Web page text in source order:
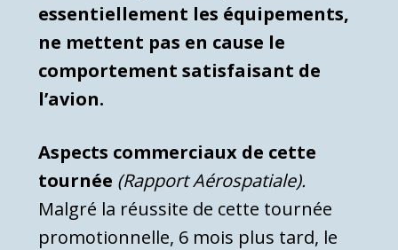
essentiellement les équipements,
ne mettent pas en cause le
comportement satisfaisant de
l’avion.
Aspects commerciaux de cette
tournée (Rapport Aérospatiale).
Malgré la réussite de cette tournée
promotionnelle, 6 mois plus tard, le